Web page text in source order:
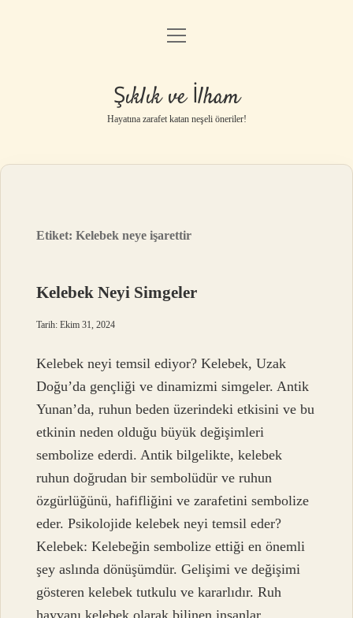
Anasayfa
Gizlilik Politikası
Yasal Uyarı
menüyü
Şıklık ve İlham
Hayatına zarafet katan neşeli öneriler!
Etiket:Kelebek neye işarettir
Kelebek Neyi Simgeler
Tarih: Ekim 31, 2024
Kelebek neyi temsil ediyor? Kelebek, Uzak
Doğu’da gençliği ve dinamizmi simgeler. Antik
Yunan’da, ruhun beden üzerindeki etkisini ve bu
etkinin neden olduğu büyük değişimleri
sembolize ederdi. Antik bilgelikte, kelebek
ruhun doğrudan bir sembolüdür ve ruhun
özgürlüğünü, hafifliğini ve zarafetini sembolize
eder. Psikolojide kelebek neyi temsil eder?
Kelebek: Kelebeğin sembolize ettiği en önemli
şey aslında dönüşümdür. Gelişimi ve değişimi
gösteren kelebek tutkulu ve kararlıdır. Ruh